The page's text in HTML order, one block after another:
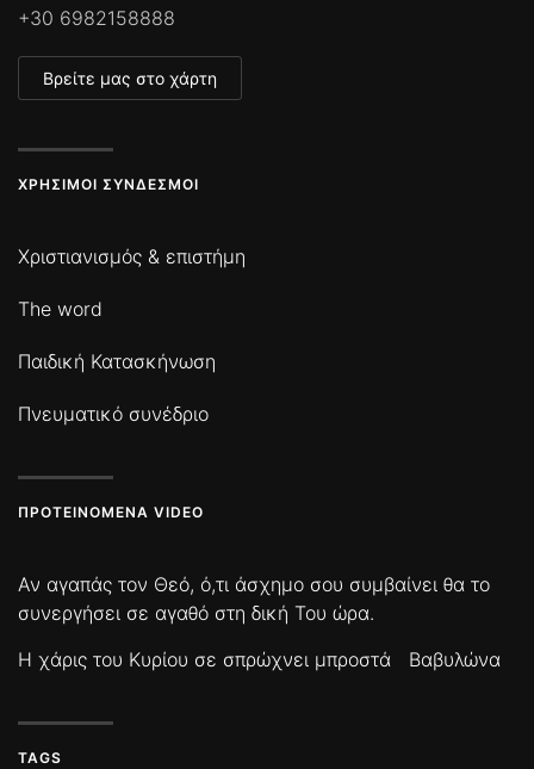
+30 6982158888
Βρείτε μας στο χάρτη
ΧΡΉΣΙΜΟΙ ΣΎΝΔΕΣΜΟΙ
Χριστιανισμός & επιστήμη
The word
Παιδική Κατασκήνωση
Πνευματικό συνέδριο
ΠΡΟΤΕΙΝΌΜΕΝΑ VIDEO
Αν αγαπάς τον Θεό, ό,τι άσχημο σου συμβαίνει θα το
συνεργήσει σε αγαθό στη δική Του ώρα.
Η χάρις του Κυρίου σε σπρώχνει μπροστά
Βαβυλώνα
TAGS